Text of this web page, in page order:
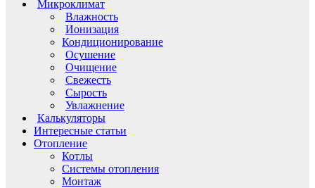
Микроклимат
Влажность
Ионизация
Кондиционирование
Осушение
Очищение
Свежесть
Сырость
Увлажнение
Калькуляторы
Интересные статьи
Отопление
Котлы
Системы отопления
Монтаж